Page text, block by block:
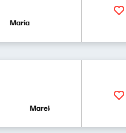
Maria Zamachowska, Piotr Bukartyk
Marek Napiórkowski, Jose